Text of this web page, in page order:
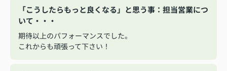
「こうしたらもっと良くなる」と思う事：担当営業につ
いて・・・
期待以上のパフォーマンスでした。
これからも頑張って下さい！